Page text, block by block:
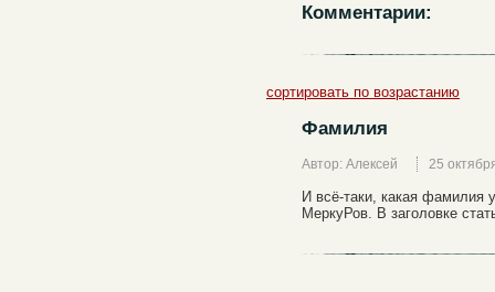
Комментарии:
сортировать по возрастанию
Фамилия
Автор: Алексей 25
И всё-таки, какая фамилия
МеркуРов. В заголовке